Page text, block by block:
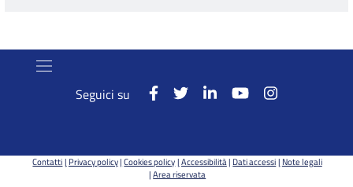
Seguici su
Contatti Privacy policy Cookies policy Accessibilità Dati accessi Note legali
Area riservata